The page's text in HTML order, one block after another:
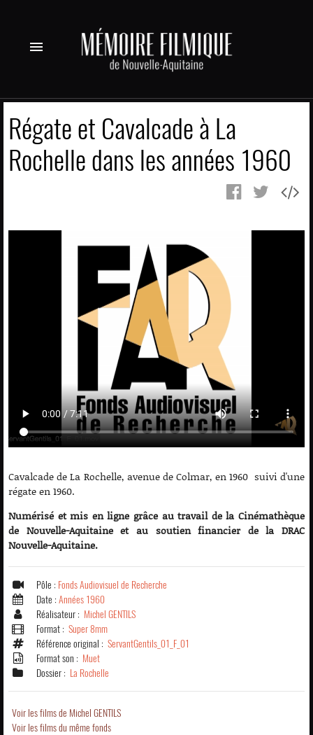
menu
Régate et Cavalcade à La
Rochelle dans les années 1960
Cavalcade de La Rochelle, avenue de Colmar, en 1960 suivi d'une
régate en 1960.
Numérisé et mis en ligne grâce au travail de la Cinémathèque
de Nouvelle-Aquitaine et au soutien financier de la DRAC
Nouvelle-Aquitaine.
Pôle : Fonds Audiovisuel de Recherche
Date : Années 1960
Réalisateur : Michel GENTILS
Format : Super 8mm
Référence original : ServantGentils_01_F_01
Format son : Muet
Dossier : La Rochelle
Voir les films de Michel GENTILS
Voir les films du même fonds